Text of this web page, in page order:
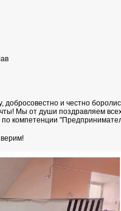
добросовестно и честно
Мы от души поздравляем
компетенции